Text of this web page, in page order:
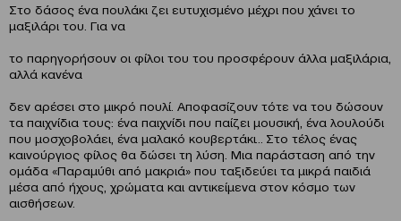
Στο δάσος ένα πουλάκι ζει ευτυχισμένο μέχρι που χάνει το
μαξιλάρι του. Για να
το παρηγορήσουν οι φίλοι του του προσφέρουν άλλα μαξιλάρια,
αλλά κανένα
δεν αρέσει στο μικρό πουλί. Αποφασίζουν τότε να του δώσουν
τα παιχνίδια τους: ένα παιχνίδι που παίζει μουσική, ένα λουλούδι
που μοσχοβολάει, ένα μαλακό κουβερτάκι… Στο τέλος ένας
καινούργιος φίλος θα δώσει τη λύση. Μια παράσταση από την
ομάδα «Παραμύθι από μακριά» που ταξιδεύει τα μικρά παιδιά
μέσα από ήχους, χρώματα και αντικείμενα στον κόσμο των
αισθήσεων.